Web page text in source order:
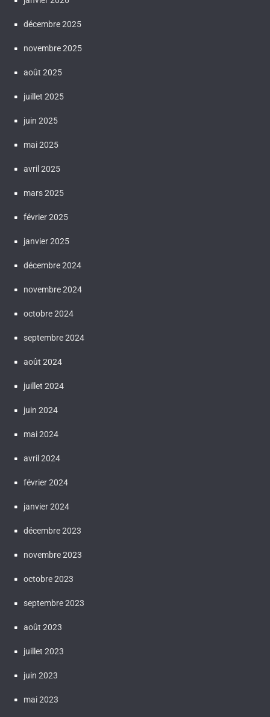
décembre 2025
novembre 2025
août 2025
juillet 2025
juin 2025
mai 2025
avril 2025
mars 2025
février 2025
janvier 2025
décembre 2024
novembre 2024
octobre 2024
septembre 2024
août 2024
juillet 2024
juin 2024
mai 2024
avril 2024
février 2024
janvier 2024
décembre 2023
novembre 2023
octobre 2023
septembre 2023
août 2023
juillet 2023
juin 2023
mai 2023